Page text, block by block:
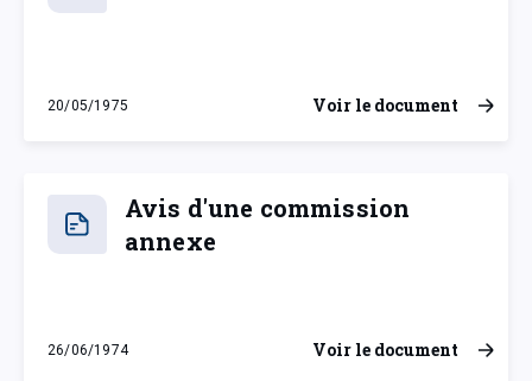
20/05/1975
mardi 20 mai 1975
Voir le document
Avis d'une commission
annexe
26/06/1974
mercredi 26 juin 1974
Voir le document